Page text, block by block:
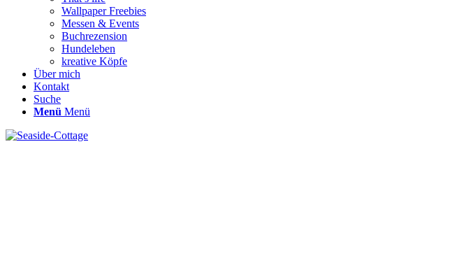
Wallpaper Freebies
Messen & Events
Buchrezension
Hundeleben
kreative Köpfe
Über mich
Kontakt
Suche
Menü Menü